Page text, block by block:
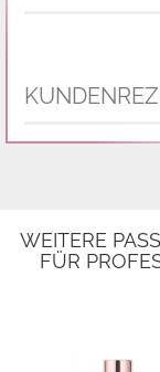
WEITERE
FÜR